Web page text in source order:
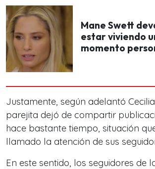
Mane Swett
estar viviendo
momento
Justamente, según adelantó
parejita dejó de compartir
hace bastante tiempo, situación
llamado la atención de sus
En este sentido, los seguidores de